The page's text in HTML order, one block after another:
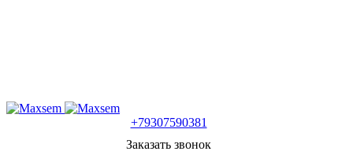
+79307590381
Заказать звонок